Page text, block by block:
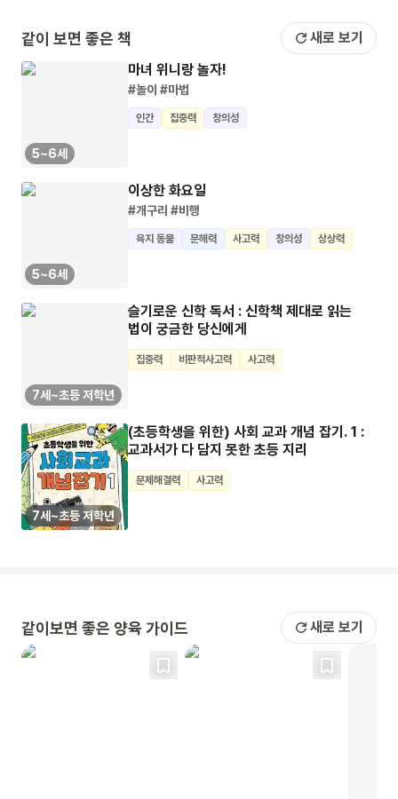
같이 보면 좋은 책 새로 보기
5~6세
마녀 위니랑 놀자!
#놀이 #마법
인간 집중력 창의성
5~6세
이상한 화요일
#개구리 #비행
육지 동물 문해력 사고력 창의성 상상력
7세~초등 저학년
슬기로운 신학 독서 : 신학책 제대로 읽는
법이 궁금한 당신에게
집중력 비판적사고력 사고력
7세~초등 저학년
(초등학생을 위한) 사회 교과 개념 잡기. 1 :
교과서가 다 담지 못한 초등 지리
문제해결력 사고력
같이보면 좋은 양육 가이드 새로 보기